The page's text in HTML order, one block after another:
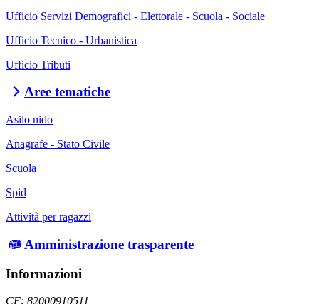
Ufficio Servizi Demografici - Elettorale - Scuola - Sociale
Ufficio Tecnico - Urbanistica
Ufficio Tributi
Aree tematiche
Asilo nido
Anagrafe - Stato Civile
Scuola
Spid
Attività per ragazzi
Amministrazione trasparente
Informazioni
CF: 82000910511